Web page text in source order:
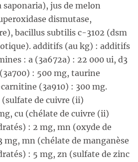
saponaria), jus de melon
dismutase,
bacillus subtilis c-3102 (dsm
additifs (au kg) : additifs
: a (3a672a) : 22 000 ui, d3
: 500 mg, taurine
(3a910) : 300 mg.
de cuivre (ii)
cu (chélate de cuivre (ii)
: 2 mg, mn (oxyde de
mg, mn (chélate de manganèse
: 5 mg, zn (sulfate de zinc